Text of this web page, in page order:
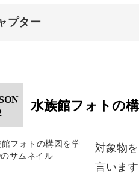
うな水族館で、どのよう
ていきましょう。
プター
はじめに
自己紹介と作品例
水族館フォトとは
水族館フォトで必要な要素
水族館フォトの
対象物
言いま